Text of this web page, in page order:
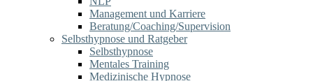
Management und Karriere
Beratung/Coaching/Supervision
Selbsthypnose und Ratgeber
Selbsthypnose
Mentales Training
Medizinische Hypnose